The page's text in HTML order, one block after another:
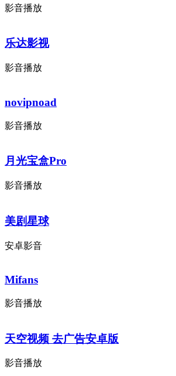
影音播放
乐达影视
影音播放
novipnoad
影音播放
月光宝盒Pro
影音播放
美剧星球
安卓影音
Mifans
影音播放
天空视频 去广告安卓版
影音播放